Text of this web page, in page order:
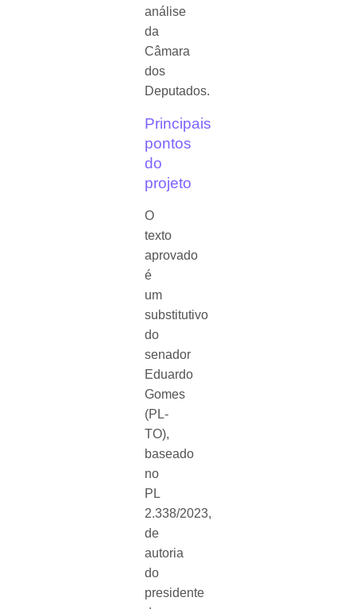
análise
da
Câmara
dos
Deputados.
Principais
pontos
do
projeto
O
texto
aprovado
é
um
substitutivo
do
senador
Eduardo
Gomes
(PL-
TO),
baseado
no
PL
2.338/2023,
de
autoria
do
presidente